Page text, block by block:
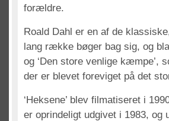
forældre.
Roald Dahl er en af de
lang række bøger bag sig, og
og ‘Den store venlige kæmpe’,
der er blevet foreviget på det
‘Heksene’ blev filmatiseret i
er oprindeligt udgivet i 1983, og